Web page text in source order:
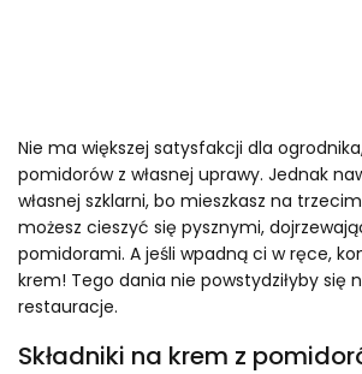
Nie ma większej satysfakcji dla
pomidorów z własnej uprawy. Jednak
własnej szklarni, bo mieszkasz na
możesz cieszyć się pysznymi,
pomidorami. A jeśli wpadną ci w ręce,
krem! Tego dania nie powstydziłyby się
restauracje.
Składniki na krem z